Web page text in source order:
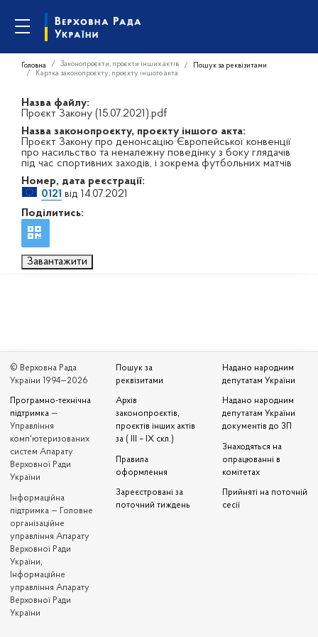
Головна Законопроєкти, проєкти інших актів
Пошук за реквізитами
Картка законопроєкту, проєкту іншого акта
Назва файлу:
Проєкт Закону (15.07.2021).pdf
Назва законопроєкту, проєкту іншого акта:
Проєкт Закону про денонсацію Європейської конвенції
про насильство та неналежну поведінку з боку глядачів
під час спортивних заходів, і зокрема футбольних матчів
Номер, дата реєстрації:
0121 від 14.07.2021
Поділитись:
Завантажити
© Верховна Рада
України 1994—2026
Програмно-технічна
підтримка —
Управління
комп'ютеризованих
систем Апарату
Верховної Ради
України
Iнформаційна
підтримка — Головне
організаційне
управління Апарату
Верховної Ради
України,
Інформаційне
управління Апарату
Верховної Ради
України
Пошук за
реквізитами
Архів
законопроєктів,
проєктів інших актів
за ( III – IX скл.)
Правила
оформлення
Зареєстровані за
поточний тиждень
Надано народним
депутатам України
Надано народним
депутатам України
документів до ЗП
Знаходяться на
опрацюванні в
комітетах
Прийняті на поточній
сесії